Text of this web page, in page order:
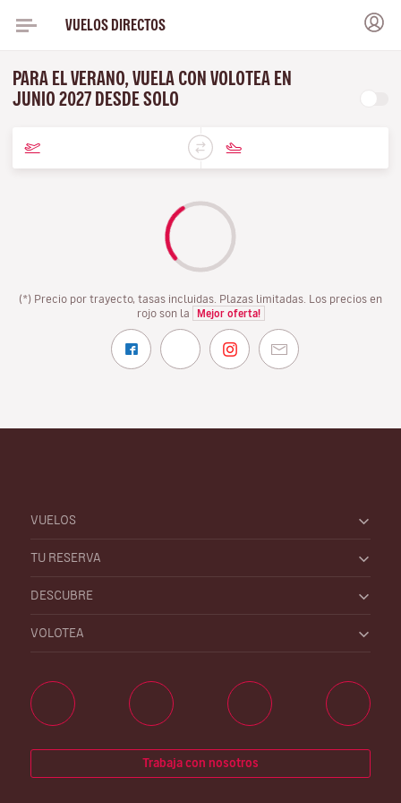
VUELOS DIRECTOS
PARA EL VERANO, VUELA CON VOLOTEA EN
JUNIO 2027 DESDE SOLO
(*) Precio por trayecto, tasas incluidas. Plazas limitadas. Los precios en
rojo son la
Mejor oferta!
VUELOS
TU RESERVA
DESCUBRE
VOLOTEA
Trabaja con nosotros